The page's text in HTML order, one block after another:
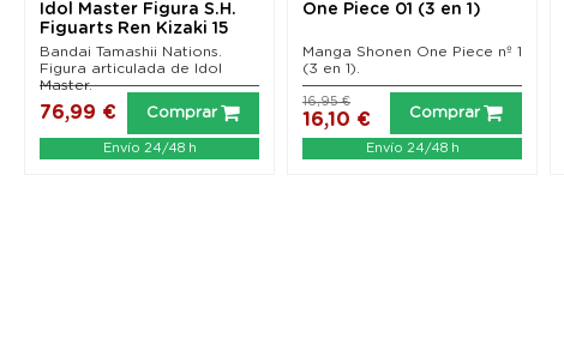
Idol Master Figura S.H.
Figuarts Ren Kizaki 15
cm
Bandai Tamashii Nations.
Figura articulada de Idol
Master.
76,99 € Comprar
Envío 24/48 h
One Piece 01 (3 en 1)
Manga Shonen One Piece nº 1
(3 en 1).
16,10 €
16,95 €
Comprar
Envío 24/48 h